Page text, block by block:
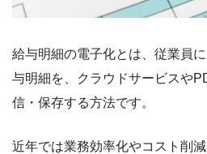
給与明細の電子化とは、従業員
与明細を、クラウドサービスや
信・保存する方法です。
近年では業務効率化やコスト削